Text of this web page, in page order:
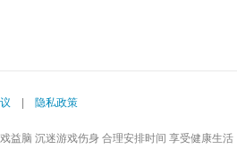
隐私政策
益脑 沉迷游戏伤身 合理安排时间 享受健康生活